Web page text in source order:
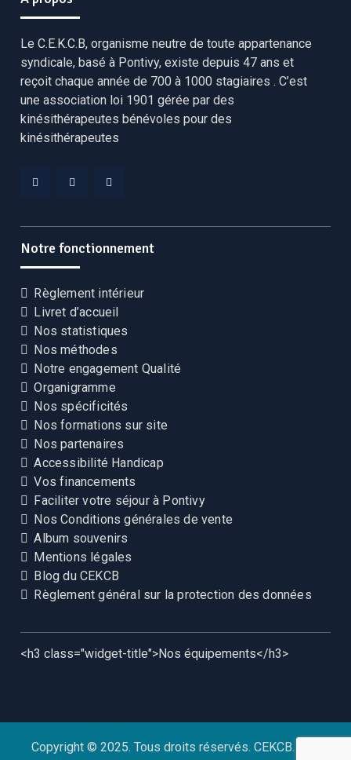
Le C.E.K.C.B, organisme neutre de toute appartenance
syndicale, basé à Pontivy, existe depuis 47 ans et
reçoit chaque année de 700 à 1000 stagiaires . C’est
une association loi 1901 gérée par des
kinésithérapeutes bénévoles pour des
kinésithérapeutes
CEKCBCEKCBCEKCB
Notre fonctionnement
Règlement intérieur
Livret d’accueil
Nos statistiques
Nos méthodes
Notre engagement Qualité
Organigramme
Nos spécificités
Nos formations sur site
Nos partenaires
Accessibilité Handicap
Vos financements
Faciliter votre séjour à Pontivy
Nos Conditions générales de vente
Album souvenirs
Mentions légales
Blog du CEKCB
Règlement général sur la protection des données
<h3 class="widget-title">Nos équipements</h3>
Copyright © 2025. Tous droits réservés. CEKCB. Site